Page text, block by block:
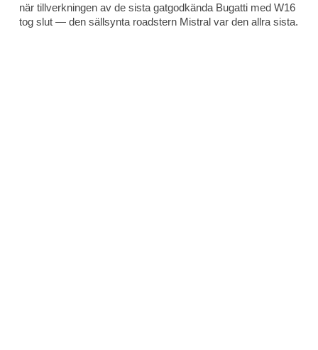
när tillverkningen av de sista gatgodkända Bugatti med W16
tog slut — den sällsynta roadstern Mistral var den allra sista.